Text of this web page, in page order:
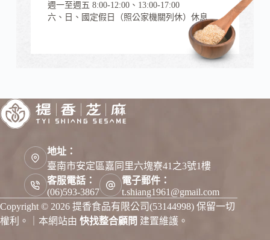
週一至週五 8:00-12:00、13:00-17:00
六、日、國定假日（照公家機關列休）休息
地址：
臺南市安定區嘉同里六塊寮41之3號1樓
客服電話：
(06)593-3867
電子郵件：
t.shiang1961@gmail.com
Copyright © 2026 提香食品有限公司(53144998) 保留一切
權利。｜本網站由 快找整合顧問 建置維護。